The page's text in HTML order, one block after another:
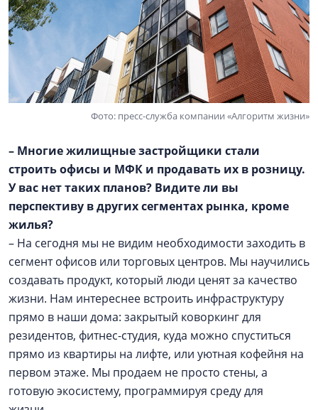
Фото: пресс-служба компании «Алгоритм жизни»
– Многие жилищные застройщики стали
строить офисы и МФК и продавать их в розницу.
У вас нет таких планов? Видите ли вы
перспективу в других сегментах рынка, кроме
жилья?
– На сегодня мы не видим необходимости заходить в
сегмент офисов или торговых центров. Мы научились
создавать продукт, который люди ценят за качество
жизни. Нам интереснее встроить инфраструктуру
прямо в наши дома: закрытый коворкинг для
резидентов, фитнес-студия, куда можно спуститься
прямо из квартиры на лифте, или уютная кофейня на
первом этаже. Мы продаем не просто стены, а
готовую экосистему, программируя среду для